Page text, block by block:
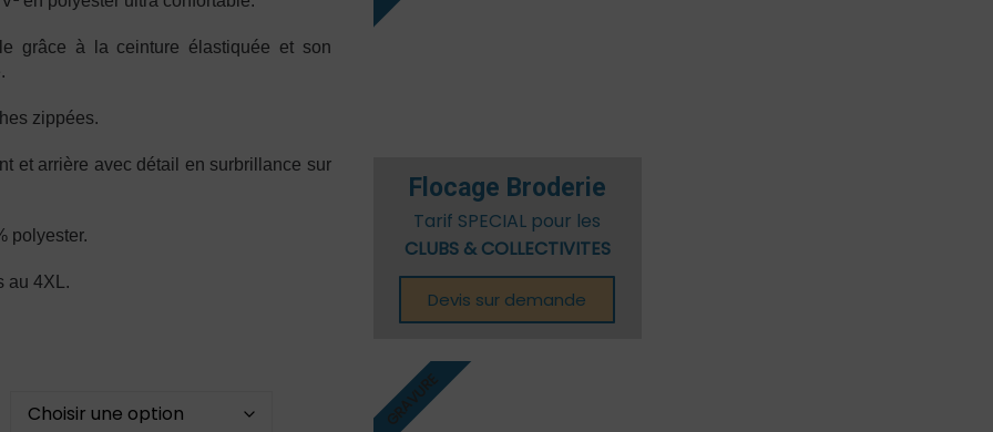
LA BOULE BLEUE
TORO PETANK
grâce à la ceinture élastiquée et son
zippées.
et arrière avec détail en surbrillance sur
polyester.
au 4XL.
Flocage Broderie
Tarif SPECIAL pour les
CLUBS & COLLECTIVITES
Devis sur demande
GRAVURE